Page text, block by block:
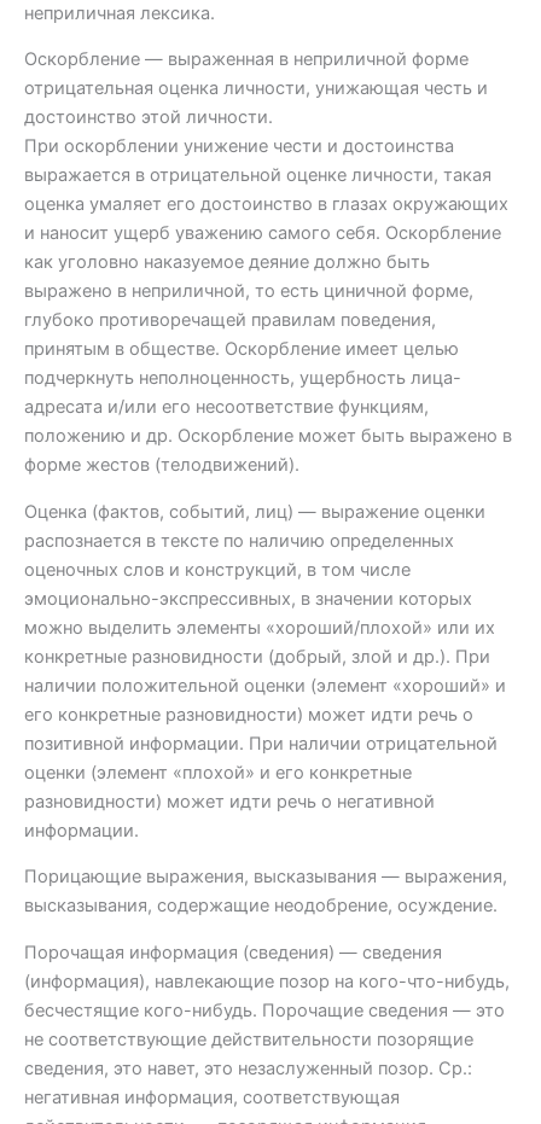
неприличная лексика.
Оскорбление — выраженная в неприличной форме
отрицательная оценка личности, унижающая честь и
достоинство этой личности.
При оскорблении унижение чести и достоинства
выражается в отрицательной оценке личности, такая
оценка умаляет его достоинство в глазах окружающих
и наносит ущерб уважению самого себя. Оскорбление
как уголовно наказуемое деяние должно быть
выражено в неприличной, то есть циничной форме,
глубоко противоречащей правилам поведения,
принятым в обществе. Оскорбление имеет целью
подчеркнуть неполноценность, ущербность лица-
адресата и/или его несоответствие функциям,
положению и др. Оскорбление может быть выражено в
форме жестов (телодвижений).
Оценка (фактов, событий, лиц) — выражение оценки
распознается в тексте по наличию определенных
оценочных слов и конструкций, в том числе
эмоционально-экспрессивных, в значении которых
можно выделить элементы «хороший/плохой» или их
конкретные разновидности (добрый, злой и др.). При
наличии положительной оценки (элемент «хороший» и
его конкретные разновидности) может идти речь о
позитивной информации. При наличии отрицательной
оценки (элемент «плохой» и его конкретные
разновидности) может идти речь о негативной
информации.
Порицающие выражения, высказывания — выражения,
высказывания, содержащие неодобрение, осуждение.
Порочащая информация (сведения) — сведения
(информация), навлекающие позор на кого-что-нибудь,
бесчестящие кого-нибудь. Порочащие сведения — это
не соответствующие действительности позорящие
сведения, это навет, это незаслуженный позор. Ср.:
негативная информация, соответствующая